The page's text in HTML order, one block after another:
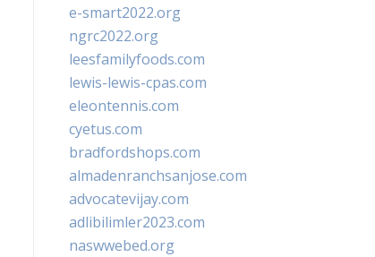
e-smart2022.org
ngrc2022.org
leesfamilyfoods.com
lewis-lewis-cpas.com
eleontennis.com
cyetus.com
bradfordshops.com
almadenranchsanjose.com
advocatevijay.com
adlibilimler2023.com
naswwebed.org